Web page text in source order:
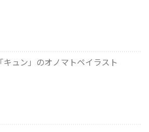
「キュン」のオノマトペイラスト